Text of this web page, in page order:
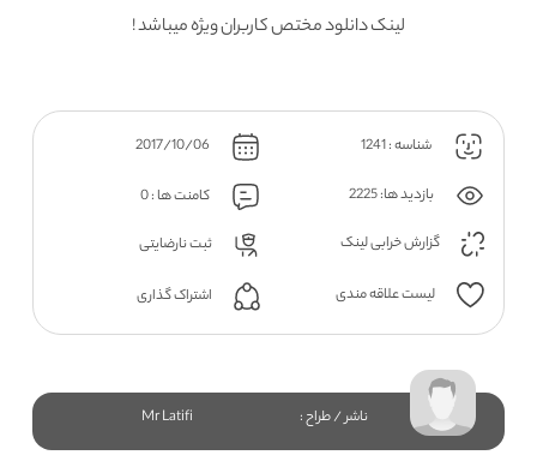
لینک دانلود مختص کاربران ویژه میباشد !
شناسه : 1241
بازدید ها: 2225
کامنت ها : 0
گزارش خرابی لینک
ثبت نارضایتی
لیست علاقه مندی اشتراک گذاری
ناشر / طراح : Mr Latifi